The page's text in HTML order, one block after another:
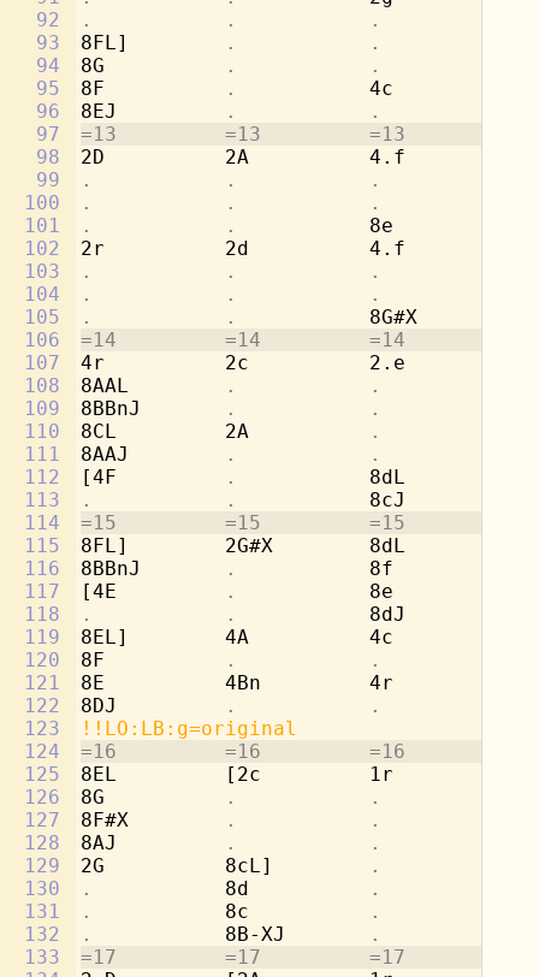
92
93
94
95
96
97
98
99
100
101
102
103
104
105
106
107
108
109
110
111
112
113
114
115
116
117
118
119
120
121
122
123
124
125
126
127
128
129
130
131
132
133
.           .           .
8FL]
.           .
8G
.           .           .
8F
. 4c
8EJ
.           .           .
=13         =13         =13
2D          2A          4.f
.           .           .
.           .           .
.           . 8e
2r          2d          4.f
.           .           .
.           .           .
.           . 8G#X
=14         =14         =14
4r          2c          2.e
8AAL
.           .
8BBnJ
.           .
8CL         2A
.
8AAJ
.           .           .
[4F
. 8dL
.           . 8cJ
=15         =15         =15
8FL]        2G#X        8dL
8BBnJ
. 8f
[4E
. 8e
.           . 8dJ
8EL]        4A          4c
8F
.           .           .
8E          4Bn         4r
8DJ
.           .           .
!!LO:LB:g=original
=16         =16         =16
8EL         [2c         1r
8G
.           .
8F#X
.           .
8AJ
.           .           .
2G          8cL]
.
. 8d .
. 8c .
. 8B-XJ .
=17         =17         =17